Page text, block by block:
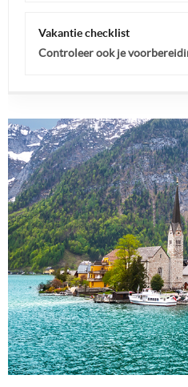
Vakantie checklist
Controleer ook je